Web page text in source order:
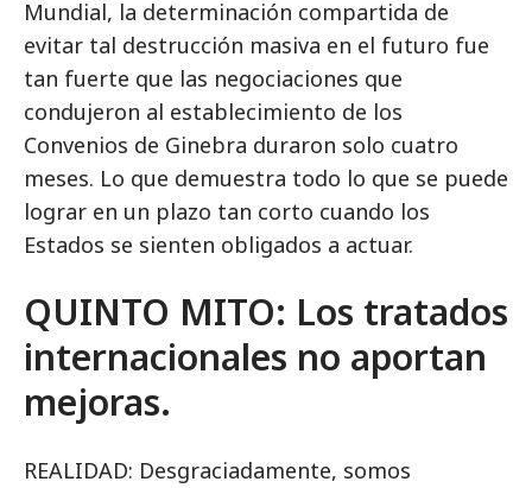
Mundial, la determinación compartida de
evitar tal destrucción masiva en el futuro fue
tan fuerte que las negociaciones que
condujeron al establecimiento de los
Convenios de Ginebra duraron solo cuatro
meses. Lo que demuestra todo lo que se puede
lograr en un plazo tan corto cuando los
Estados se sienten obligados a actuar.
QUINTO MITO: Los tratados
internacionales no aportan
mejoras.
REALIDAD: Desgraciadamente, somos